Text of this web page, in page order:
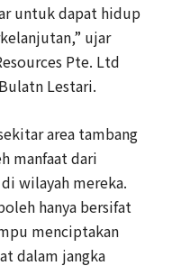
untuk dapat hidup
ujar
Pte. Ltd
Lestari.
area tambang
manfaat dari
wilayah mereka.
hanya bersifat
menciptakan
dalam jangka